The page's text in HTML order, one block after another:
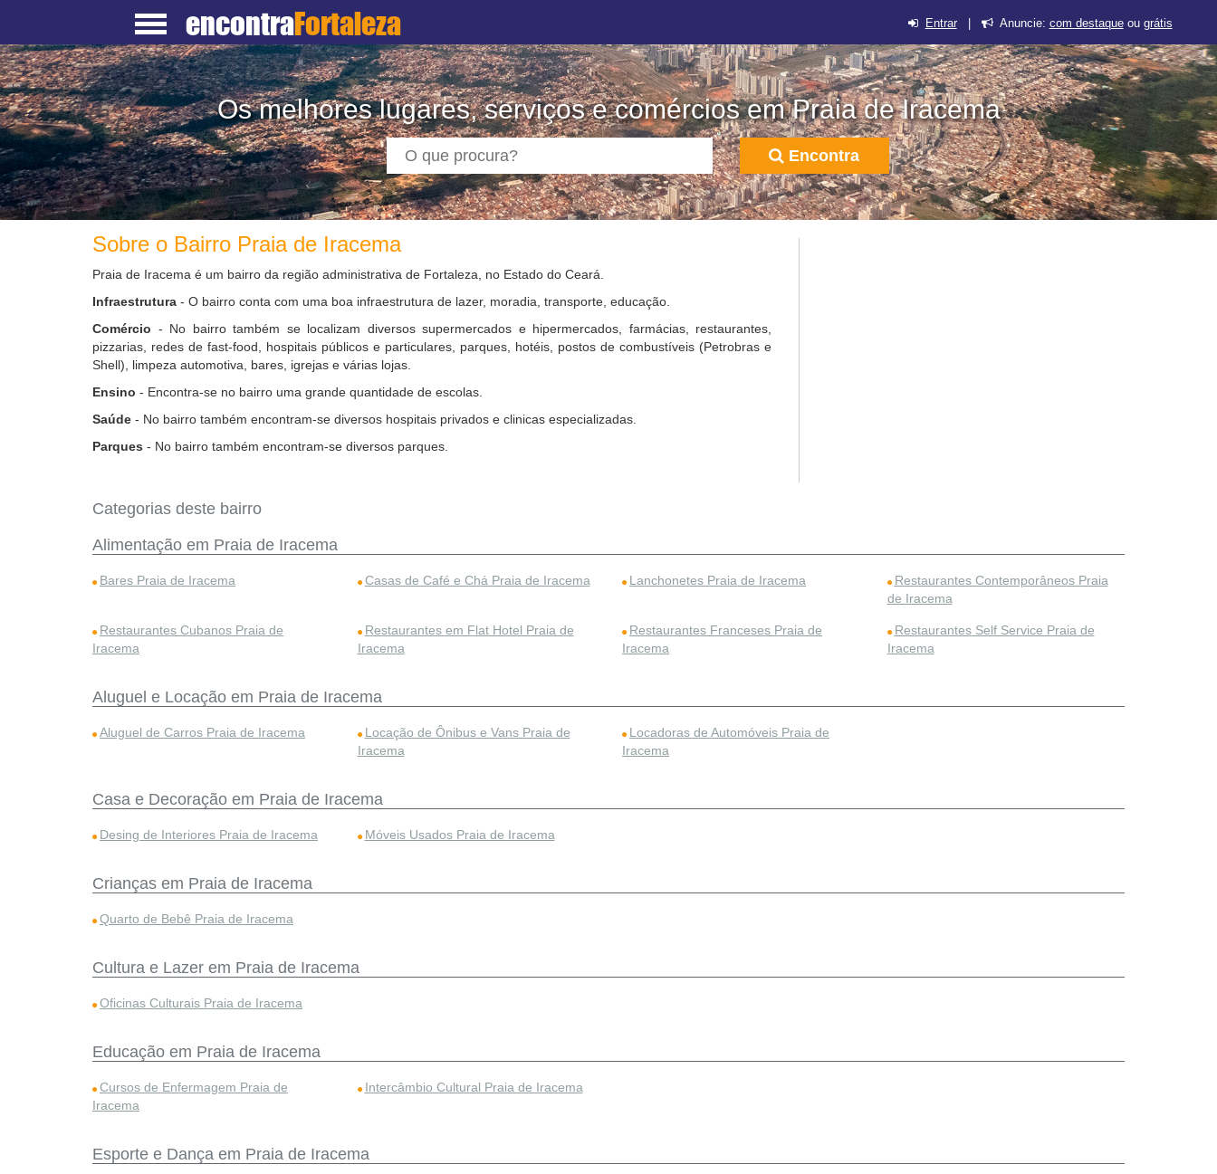
encontraFortaleza Entrar| Anuncie: com destaqueou grátis
Os melhores lugares, serviços e comércios em Praia de Iracema
Encontra
Sobre o Bairro Praia de Iracema
Praia de Iracema é um bairro da região administrativa de Fortaleza, no Estado do Ceará.
Infraestrutura - O bairro conta com uma boa infraestrutura de lazer, moradia, transporte, educação.
Comércio - No bairro também se localizam diversos supermercados e hipermercados, farmácias, restaurantes,
pizzarias, redes de fast-food, hospitais públicos e particulares, parques, hotéis, postos de combustíveis (Petrobras e
Shell), limpeza automotiva, bares, igrejas e várias lojas.
Ensino - Encontra-se no bairro uma grande quantidade de escolas.
Saúde - No bairro também encontram-se diversos hospitais privados e clinicas especializadas.
Parques - No bairro também encontram-se diversos parques.
Categorias deste bairro
Alimentação em Praia de Iracema
Bares Praia de Iracema Casas de Café e Chá Praia de Iracema Lanchonetes Praia de Iracema
Restaurantes Contemporâneos Praia
de Iracema
Restaurantes Cubanos Praia de
Iracema
Restaurantes em Flat Hotel Praia de
Iracema
Restaurantes Franceses Praia de
Iracema
Restaurantes Self Service Praia de
Iracema
Aluguel e Locação em Praia de Iracema
Aluguel de Carros Praia de Iracema
Locação de Ônibus e Vans Praia de
Iracema
Locadoras de Automóveis Praia de
Iracema
Casa e Decoração em Praia de Iracema
Desing de Interiores Praia de Iracema Móveis Usados Praia de Iracema
Crianças em Praia de Iracema
Quarto de Bebê Praia de Iracema
Cultura e Lazer em Praia de Iracema
Oficinas Culturais Praia de Iracema
Educação em Praia de Iracema
Cursos de Enfermagem Praia de
Iracema
Intercâmbio Cultural Praia de Iracema
Esporte e Dança em Praia de Iracema